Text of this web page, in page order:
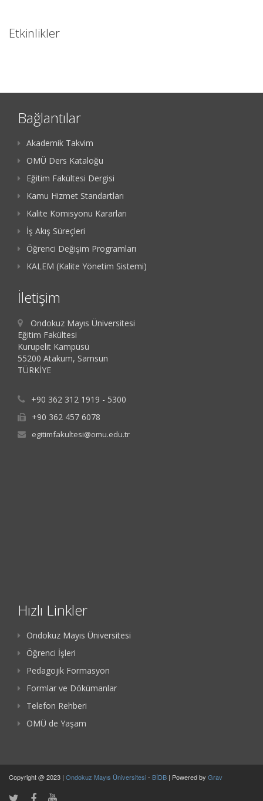
Etkinlikler
Bağlantılar
Akademik Takvim
OMÜ Ders Kataloğu
Eğitim Fakültesi Dergisi
Kamu Hizmet Standartları
Kalite Komisyonu Kararları
İş Akış Süreçleri
Öğrenci Değişim Programları
KALEM (Kalite Yönetim Sistemi)
İletişim
Ondokuz Mayıs Üniversitesi
Eğitim Fakültesi
Kurupelit Kampüsü
55200 Atakum, Samsun
TÜRKİYE
+90 362 312 1919 - 5300
+90 362 457 6078
egitimfakultesi@omu.edu.tr
Hızlı Linkler
Ondokuz Mayıs Üniversitesi
Öğrenci İşleri
Pedagojik Formasyon
Formlar ve Dökümanlar
Telefon Rehberi
OMÜ de Yaşam
Copyright @ 2023 | Ondokuz Mayıs Üniversitesi- BİDB | Powered by Grav